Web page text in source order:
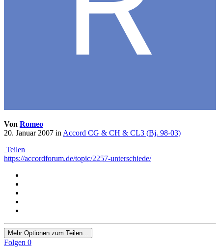
Von Romeo
20. Januar 2007 in Accord CG & CH & CL3 (Bj. 98-03)
Teilen
https://accordforum.de/topic/2257-unterschiede/
Mehr Optionen zum Teilen...
Folgen 0